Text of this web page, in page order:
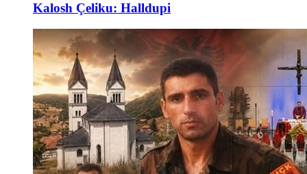
Kalosh Çeliku: Halldupi